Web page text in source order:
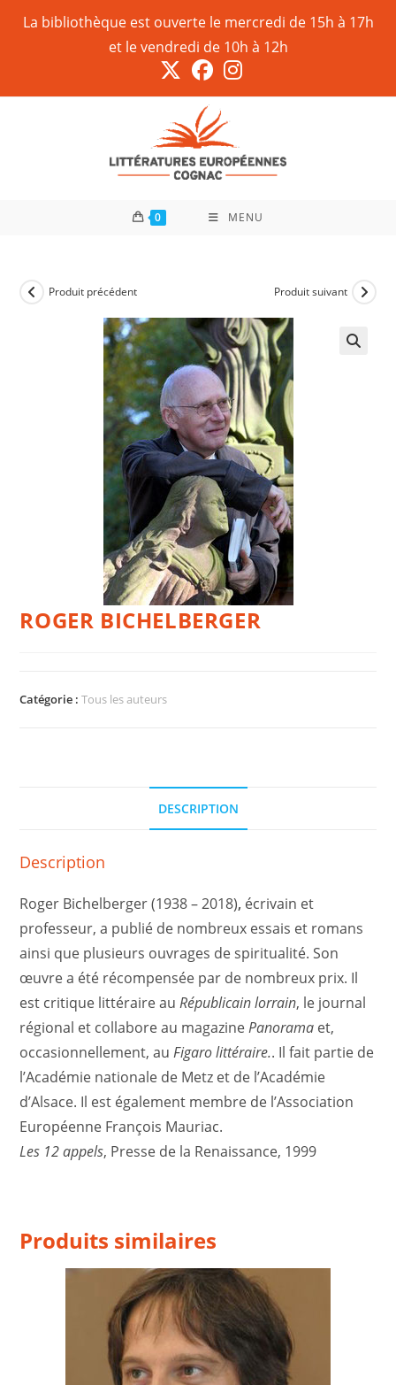
La bibliothèque est ouverte le mercredi de 15h à 17h
et le vendredi de 10h à 12h
0 MENU
Produit précédent Produit suivant
ROGER BICHELBERGER
Catégorie :Tous les auteurs
DESCRIPTION
Description
Roger Bichelberger (1938 – 2018), écrivain et
professeur, a publié de nombreux essais et romans
ainsi que plusieurs ouvrages de spiritualité. Son
œuvre a été récompensée par de nombreux prix. Il
est critique littéraire auRépublicain lorrain, le journal
régional et collabore au magazinePanorama et,
occasionnellement, au Figaro littéraire.. Il fait partie de
l’Académie nationale de Metz et de l’Académie
d’Alsace. Il est également membre de l’Association
Européenne François Mauriac.
Les 12 appels, Presse de la Renaissance, 1999
Produits similaires